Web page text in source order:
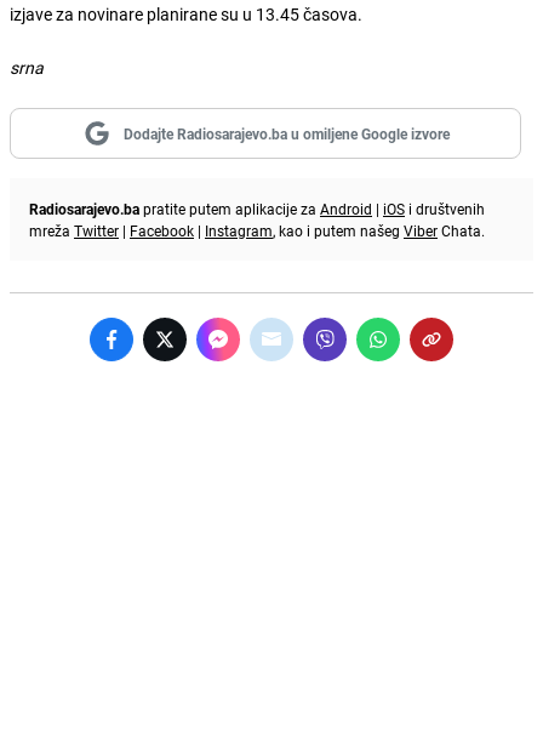
izjave za novinare planirane su u 13.45 časova.
srna
Dodajte Radiosarajevo.ba u omiljene Google izvore
Radiosarajevo.bapratite putem aplikacije za Android | iOS i društvenih
mreža Twitter | Facebook | Instagram, kao i putem našeg ViberChata.